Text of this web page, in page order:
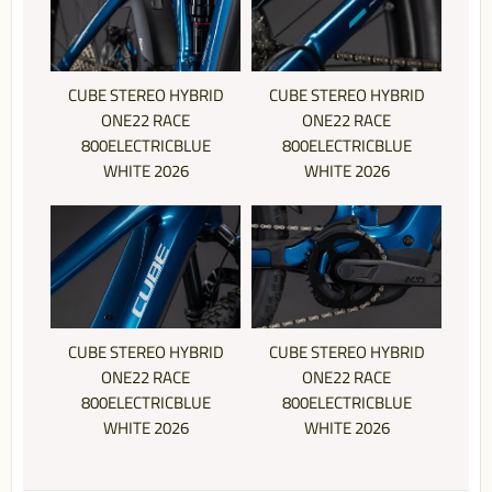
CUBE STEREO HYBRID
ONE22 RACE
800ELECTRICBLUE
WHITE 2026
CUBE STEREO HYBRID
ONE22 RACE
800ELECTRICBLUE
WHITE 2026
CUBE STEREO HYBRID
ONE22 RACE
800ELECTRICBLUE
WHITE 2026
CUBE STEREO HYBRID
ONE22 RACE
800ELECTRICBLUE
WHITE 2026